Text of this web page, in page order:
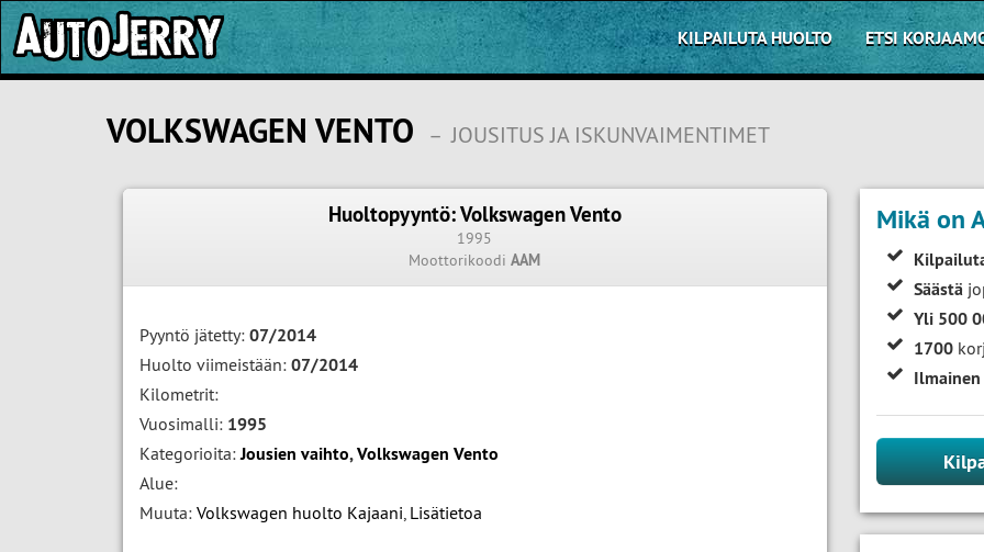
KILPAILUTA HUOLTO ETSI
VOLKSWAGEN VENTO – JOUSITUS JA ISKUNVAIMENTIMET
Huoltopyyntö: Volkswagen Vento
1995
MoottorikoodiAAM
Pyyntö jätetty: 07/2014
Huolto viimeistään: 07/2014
Kilometrit:
Vuosimalli: 1995
Kategorioita:Jousien vaihto,Volkswagen Vento
Alue:
Muuta: Volkswagen huolto Kajaani, Lisätietoa
Mikä on
Säästä
Yli 500
1700
Ilmainen